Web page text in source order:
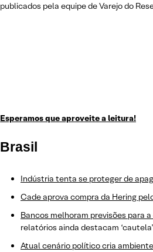
publicados pela equipe de Varejo do
Esperamos que aproveite a leitura!
Brasil
Indústria tenta se proteger de
Cade aprova compra da Hering
Bancos melhoram previsões para
relatórios ainda destacam
Atual cenário político cria